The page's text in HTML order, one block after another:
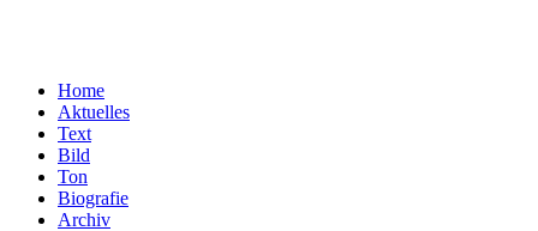
Home
Aktuelles
Text
Bild
Ton
Biografie
Archiv